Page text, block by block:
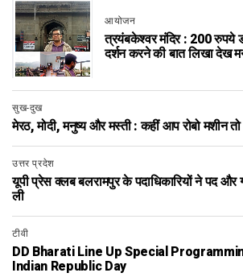
आयोजन
त्रयंबकेश्वर मंदिर : 200 रुपये
दर्शन करने की बात लिखा देख
सुख-दुख
मेरठ, मोदी, मनुष्य और मस्ती : कहीं आप रोबो मशीन
उत्तर प्रदेश
यूपी प्रेस क्लब बलरामपुर के पदाधिकारियों ने पद और
ली
टीवी
DD Bharati Line Up Special
Indian Republic Day